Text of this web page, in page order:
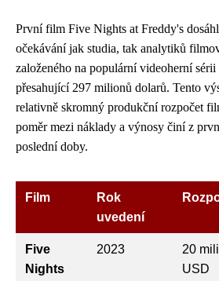
První film Five Nights at Freddy's dosáhl
očekávání jak studia, tak analytiků
založeného na populární videoherní
přesahující 297 milionů dolarů. Tento
relativně skromný produkční rozpočet
poměr mezi náklady a výnosy činí z
poslední doby.
Film
Rok
uvedení
Five
Nights
2023
20
USD